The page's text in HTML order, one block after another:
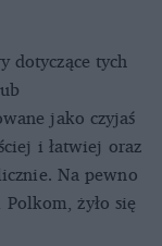
dotyczące tych
jako czyjaś
i łatwiej oraz
Na pewno
żyło się